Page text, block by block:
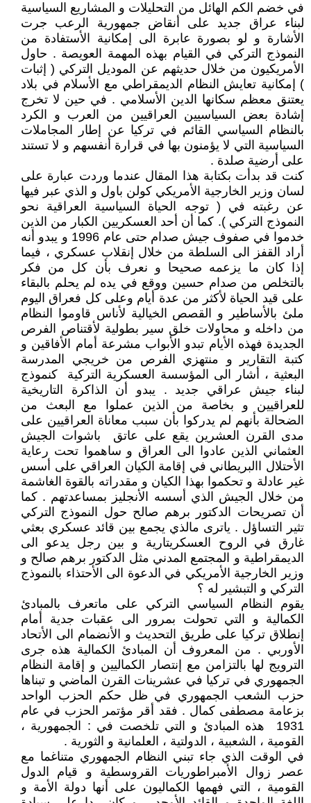
في خضم الكم الهائل من التحليلات و المشاريع السياسية
لبناء عراق جديد على أنقاض جمهورية الرعب جرت
الأشارة و لو بصورة عابرة الى إمكانية الأستفادة من
النموذج التركي في القيام بهذه المهمة العويصة . حاول
الأمريكيون من خلال حديثهم عن الموديل التركي ( إثبات
) إمكانية تعايش النظام الديمقراطي مع الأسلام في بلاد
يعتنق معظم سكانها الدين الأسلامي . في حين لا تخرج
إشادة بعض السياسيين العراقيين من العرب و الكرد
بالنظام السياسي القائم في تركيا عن إطار المجاملات
السياسية التي لا يؤمنون بها في قرارة أنفسهم و لا تستند
على أرضية صلدة .
كنت قد بدأت بكتابة هذا المقال عندما وردت عبارة على
لسان وزير الخارجية الأمريكي كولن باول و الذي عبر فيها
عن رغبته في ( توجه الحياة السياسية العراقية نحو
النموذج التركي ). كما أن أحد العسكريين الكبار من الذين
خدموا في صفوف جيش صدام حتى عام 1996 و يبدو أنه
أراد القفز الى السلطة من خلال إنقلاب عسكري ، فيما
إذا كان ما يزعمه صحيحا و نعرف بأن كل من فكر
بالتخلص من صدام حسين ووقع في يده لم يحلم بالبقاء
على قيد الحياة لأكثر من عدة أيام وعلى كل فعراق اليوم
ملئ بالأساطير و القصص الخيالية لأناس قاوموا النظام
من داخله و محاولات خلق سير بطولية لأقتناص الفرص
الجديدة فهذه الأيام تبدو الأبواب مشرعة أمام الأفاقين و
كتبة التقارير و منتهزي الفرص من خريجي المدرسة
البعثية ، أشار الى المؤسسة العسكرية التركية كنموذج
لبناء جيش عراقي جديد . يبدو أن الذاكرة التاريخية
للعراقيين و بخاصة من الذين عملوا مع البعث من
الضحالة بأنهم لم يدركوا بأن سبب معاناة العراقيين على
مدى القرن العشرين يقع على عاتق باشوات الجيش
العثماني الذين عادوا الى العراق و ساهموا تحت رعاية
الأحتلال االبريطاني في إقامة الكيان العراقي على أسس
غير عادلة و تحكموا بهذا الكيان و مقدراته بالقوة الغاشمة
من خلال الجيش الذي أسسه الأنجليز بمساعدتهم . كما
أن تصريحات الدكتور برهم صالح حول النموذج التركي
تثير التساؤل . ياترى مالذي يجمع بين قائد عسكري بعثي
غارق في الروح العسكريتارية و بين رجل يدعو الى
الديمقراطية و المجتمع المدني مثل الدكتور برهم صالح و
وزير الخارجية الأمريكي في الدعوة الى الأحتذاء بالنموذج
التركي و التبشير له ؟
يقوم النظام السياسي التركي على ماتعرف بالمبادئ
الكمالية و التي تحولت بمرور الى عقبات جدية أمام
إنطلاق تركيا على طريق التحديث و الأنضمام الى الأتحاد
الأوربي . من المعروف أن المبادئ الكمالية هذه جرى
الترويج لها بالتزامن مع إنتصار الكماليين و إقامة النظام
الجمهوري في تركيا في عشرينات القرن الماضي و تبناها
حزب الشعب الجمهوري في ظل حكم الحزب الواحد
بزعامة مصطفى كمال . فقد أقر مؤتمر الحزب في عام
1931 هذه المبادئ و التي تلخصت في : الجمهورية ،
القومية ، الشعبية ، الدولتية ، العلمانية و الثورية .
في الوقت الذي جاء تبني النظام الجمهوري متناغما مع
عصر زوال الأمبراطوريات القروسطية و قيام الدول
القومية ، التي فهمها الكماليون على أنها دولة الأمة و